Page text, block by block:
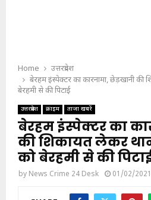
Home
उत्तरप्रदेश
बेरहम इंस्पेक्टर का कारनामा, छेड़खानी की
बेरहमी से की पिटाई
उत्तरप्रदेश क्राइम ताजा खबरें
बेरहम इंस्पेक्टर का
की शिकायत लेकर
को बेरहमी से की
by News Crime 24 Desk 01/02/2021